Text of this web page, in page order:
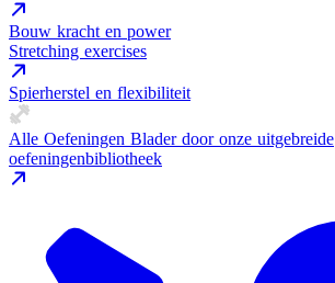
Bouw kracht en power
Stretching exercises
Spierherstel en flexibiliteit
Alle Oefeningen Blader door onze uitgebreide
oefeningenbibliotheek